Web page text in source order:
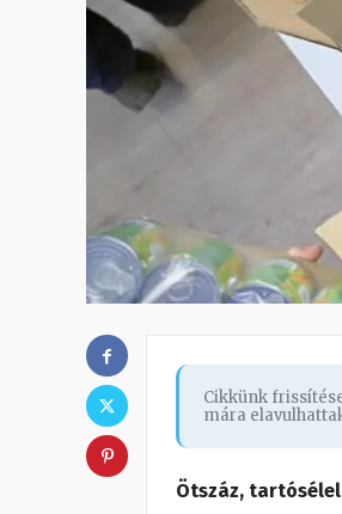
Cikkünk
mára
Ötszáz,